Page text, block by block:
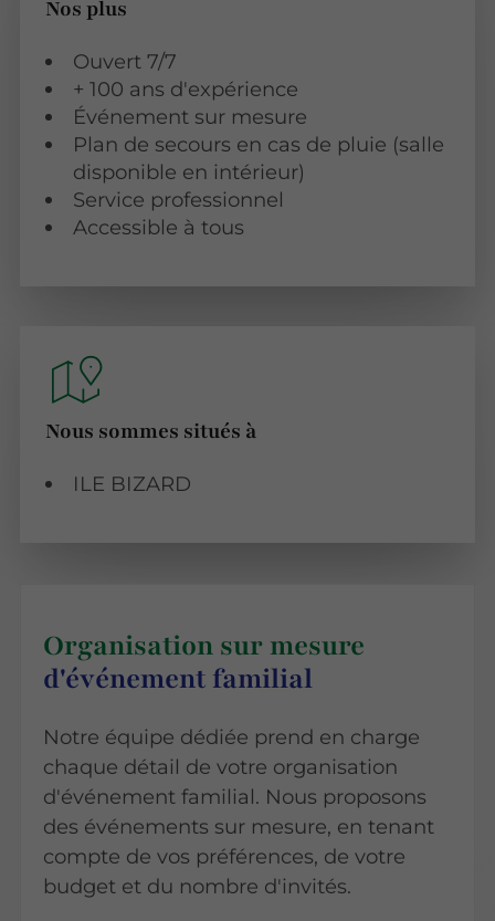
Nos plus
Ouvert 7/7
+ 100 ans d'expérience
Événement sur mesure
Plan de secours en cas de pluie (salle
disponible en intérieur)
Service professionnel
Accessible à tous
Nous sommes situés à
ILE BIZARD
Organisation sur mesure
d'événement familial
Notre équipe dédiée prend en charge
chaque détail de votre organisation
d'événement familial. Nous proposons
des événements sur mesure, en tenant
compte de vos préférences, de votre
budget et du nombre d'invités.